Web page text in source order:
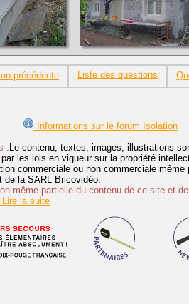
précédente Liste des questions
Informations sur le forum Isolation
: Le contenu, textes, images, illustrations
les lois en vigueur sur la propriété
commerciale ou non commerciale
de la SARL Bricovidéo.
même partielle du contenu de ce site et
la suite